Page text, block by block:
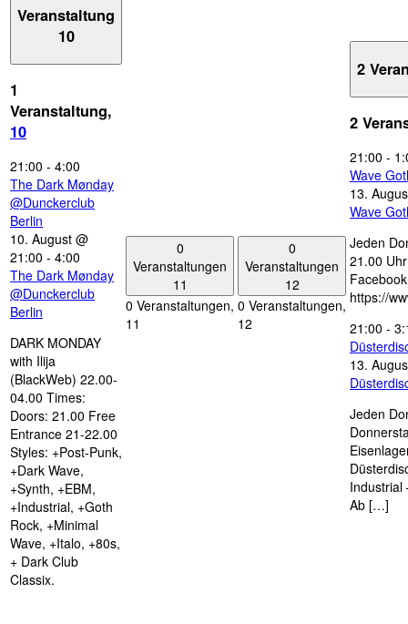
Veranstaltung
10
1
Veranstaltung,
10
21:00 - 4:00
The Dark Mønday
@Dunckerclub
Berlin
10. August @
21:00 - 4:00
The Dark Mønday
@Dunckerclub
Berlin
DARK MONDAY
with Ilija
(BlackWeb) 22.00-
04.00 Times:
Doors: 21.00 Free
Entrance 21-22.00
Styles: +Post-Punk,
+Dark Wave,
+Synth, +EBM,
+Industrial, +Goth
Rock, +Minimal
Wave, +Italo, +80s,
+ Dark Club
Classix.
0
Veranstaltungen
11
0 Veranstaltungen,
11
0
Veranstaltungen
12
0 Veranstaltungen,
12
2
2
21:00 -
Wave
13.
Wave
Jeden
21.00
https://
21:00 -
13.
Jeden
Industrial
Ab […]